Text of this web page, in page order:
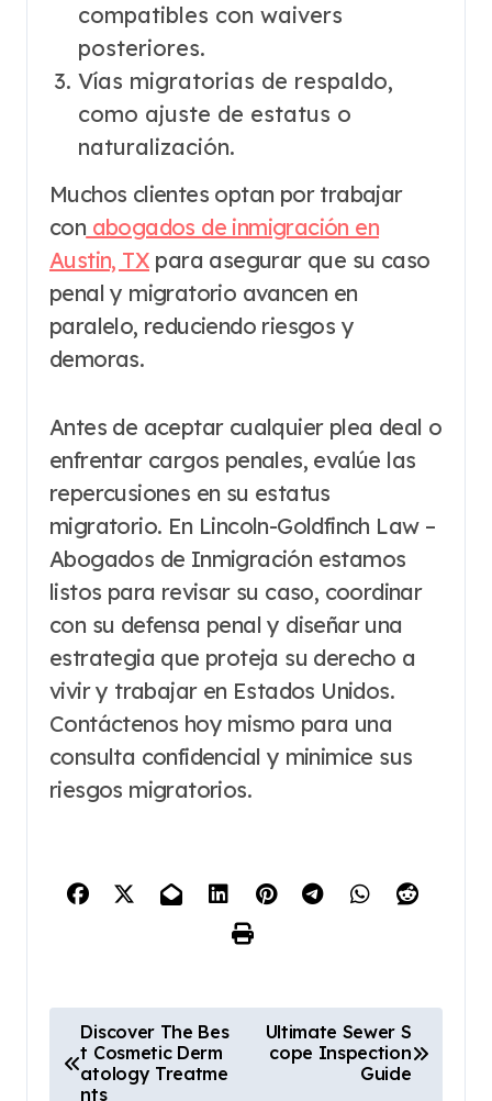
compatibles con waivers
posteriores.
Vías migratorias de respaldo,
como ajuste de estatus o
naturalización.
Muchos clientes optan por trabajar
con abogados de inmigración en
Austin, TX para asegurar que su caso
penal y migratorio avancen en
paralelo, reduciendo riesgos y
demoras.
Antes de aceptar cualquier plea deal o
enfrentar cargos penales, evalúe las
repercusiones en su estatus
migratorio. En Lincoln-Goldfinch Law –
Abogados de Inmigración estamos
listos para revisar su caso, coordinar
con su defensa penal y diseñar una
estrategia que proteja su derecho a
vivir y trabajar en Estados Unidos.
Contáctenos hoy mismo para una
consulta confidencial y minimice sus
riesgos migratorios.
o
Discover The Bes
t Cosmetic Derm
atology Treatme
nts
Ultimate Sewer S
cope Inspection
Guide